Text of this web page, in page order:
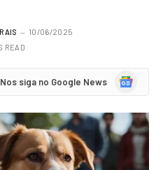
10/06/2025
READ
Nos siga no Google News
Google